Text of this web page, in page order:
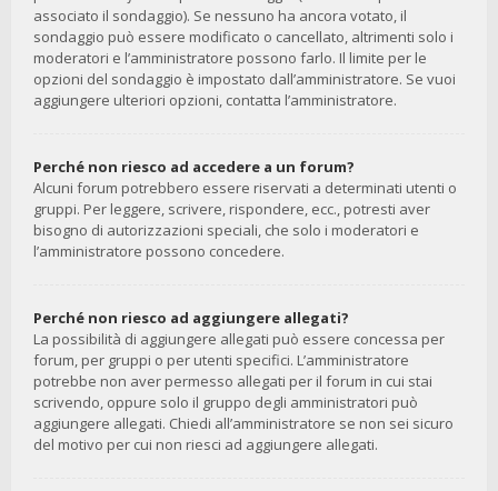
associato il sondaggio). Se nessuno ha ancora votato, il
sondaggio può essere modificato o cancellato, altrimenti solo i
moderatori e l’amministratore possono farlo. Il limite per le
opzioni del sondaggio è impostato dall’amministratore. Se vuoi
aggiungere ulteriori opzioni, contatta l’amministratore.
Perché non riesco ad accedere a un forum?
Alcuni forum potrebbero essere riservati a determinati utenti o
gruppi. Per leggere, scrivere, rispondere, ecc., potresti aver
bisogno di autorizzazioni speciali, che solo i moderatori e
l’amministratore possono concedere.
Perché non riesco ad aggiungere allegati?
La possibilità di aggiungere allegati può essere concessa per
forum, per gruppi o per utenti specifici. L’amministratore
potrebbe non aver permesso allegati per il forum in cui stai
scrivendo, oppure solo il gruppo degli amministratori può
aggiungere allegati. Chiedi all’amministratore se non sei sicuro
del motivo per cui non riesci ad aggiungere allegati.